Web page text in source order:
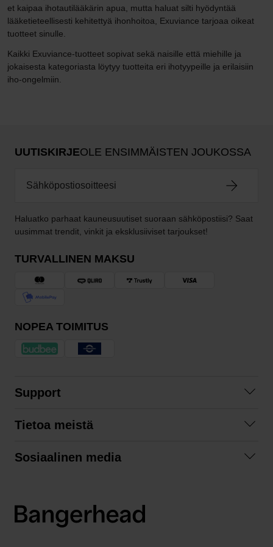
et kaipaa ihotautilääkärin apua, mutta haluat silti hyödyntää
lääketieteellisesti kehitettyä ihonhoitoa, Exuviance tarjoaa oikeat
tuotteet sinulle.
Kaikki Exuviance-tuotteet sopivat sekä naisille että miehille ja
jokaisesta kategoriasta löytyy tuotteita eri ihotyypeille ja erilaisiin
iho-ongelmiin.
UUTISKIRJEOLE ENSIMMÄISTEN JOUKOSSA
Haluatko parhaat kauneusuutiset suoraan sähköpostiisi? Saat
uusimmat trendit, vinkit ja eksklusiiviset tarjoukset!
TURVALLINEN MAKSU
NOPEA TOIMITUS
Support
Tilausehdot
Tietoa meistä
Sosiaalinen media
LinkedIn